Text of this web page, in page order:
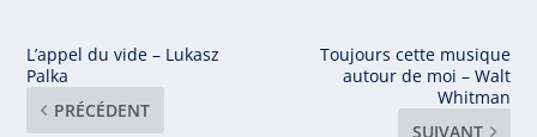
L’appel du vide – Lukasz
Palka
PRÉCÉDENT
Toujours cette musique
autour de moi – Walt
Whitman
SUIVANT